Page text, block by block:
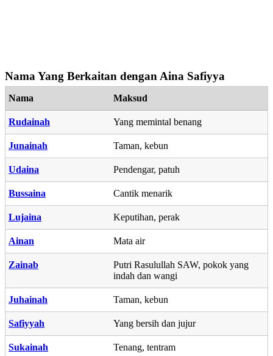
Nama Yang Berkaitan dengan Aina Safiyya
Nama Maksud
Rudainah Yang memintal benang
Junainah Taman, kebun
Udaina Pendengar, patuh
Bussaina Cantik menarik
Lujaina Keputihan, perak
Ainan Mata air
Zainab
Putri Rasulullah SAW, pokok yang
indah dan wangi
Juhainah Taman, kebun
Safiyyah Yang bersih dan jujur
Sukainah Tenang, tentram